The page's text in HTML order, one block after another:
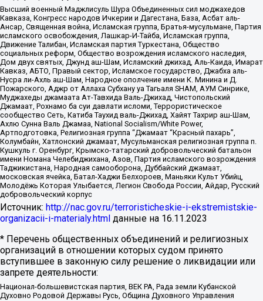
Высший военный Маджлисуль Шура Объединенных сил моджахедов
Кавказа, Конгресс народов Ичкерии и Дагестана, База, Асбат аль-
Ансар, Священная война, Исламская группа, Братья-мусульмане, Партия
исламского освобождения, Лашкар-И-Тайба, Исламская группа,
Движение Талибан, Исламская партия Туркестана, Общество
социальных реформ, Общество возрождения исламского наследия,
Дом двух святых, Джунд аш-Шам, Исламский джихад, Аль-Каида, Имарат
Кавказ, АБТО, Правый сектор, Исламское государство, Джабха аль-
Нусра ли-Ахль аш-Шам, Народное ополчение имени К. Минина и Д.
Пожарского, Аджр от Аллаха Субхану уа Тагьаля SHAM, АУМ Синрике,
Муджахеды джамаата Ат-Тавхида Валь-Джихад, Чистопольский
Джамаат, Рохнамо ба суи давлати исломи, Террористическое
сообщество Сеть, Катиба Таухид валь-Джихад, Хайят Тахрир аш-Шам,
Ахлю Сунна Валь Джамаа, National Socialism/White Power,
Артподготовка, Религиозная группа “Джамаат “Красный пахарь”,
Колумбайн, Хатлонский джамаат, Мусульманская религиозная группа п.
Кушкуль г. Оренбург, Крымско-татарский добровольческий батальон
имени Номана Челебиджихана, Азов, Партия исламского возрождения
Таджикистана, Народная самооборона, Дуббайский джамаат,
московская ячейка, Батал-Хаджи Белхороев, Маньяки Культ Убийц,
Молодёжь Которая Улыбается, Легион Свобода России, Айдар, Русский
добровольческий корпус
Источник: http://nac.gov.ru/terroristicheskie-i-ekstremistskie-
organizacii-i-materialy.html данные на 16.11.2023
* Перечень общественных объединений и религиозных
организаций в отношении которых судом принято
вступившее в законную силу решение о ликвидации или
запрете деятельности:
Национал-большевистская партия, ВЕК РА, Рада земли Кубанской
Духовно Родовой Державы Русь, Община Духовного Управления